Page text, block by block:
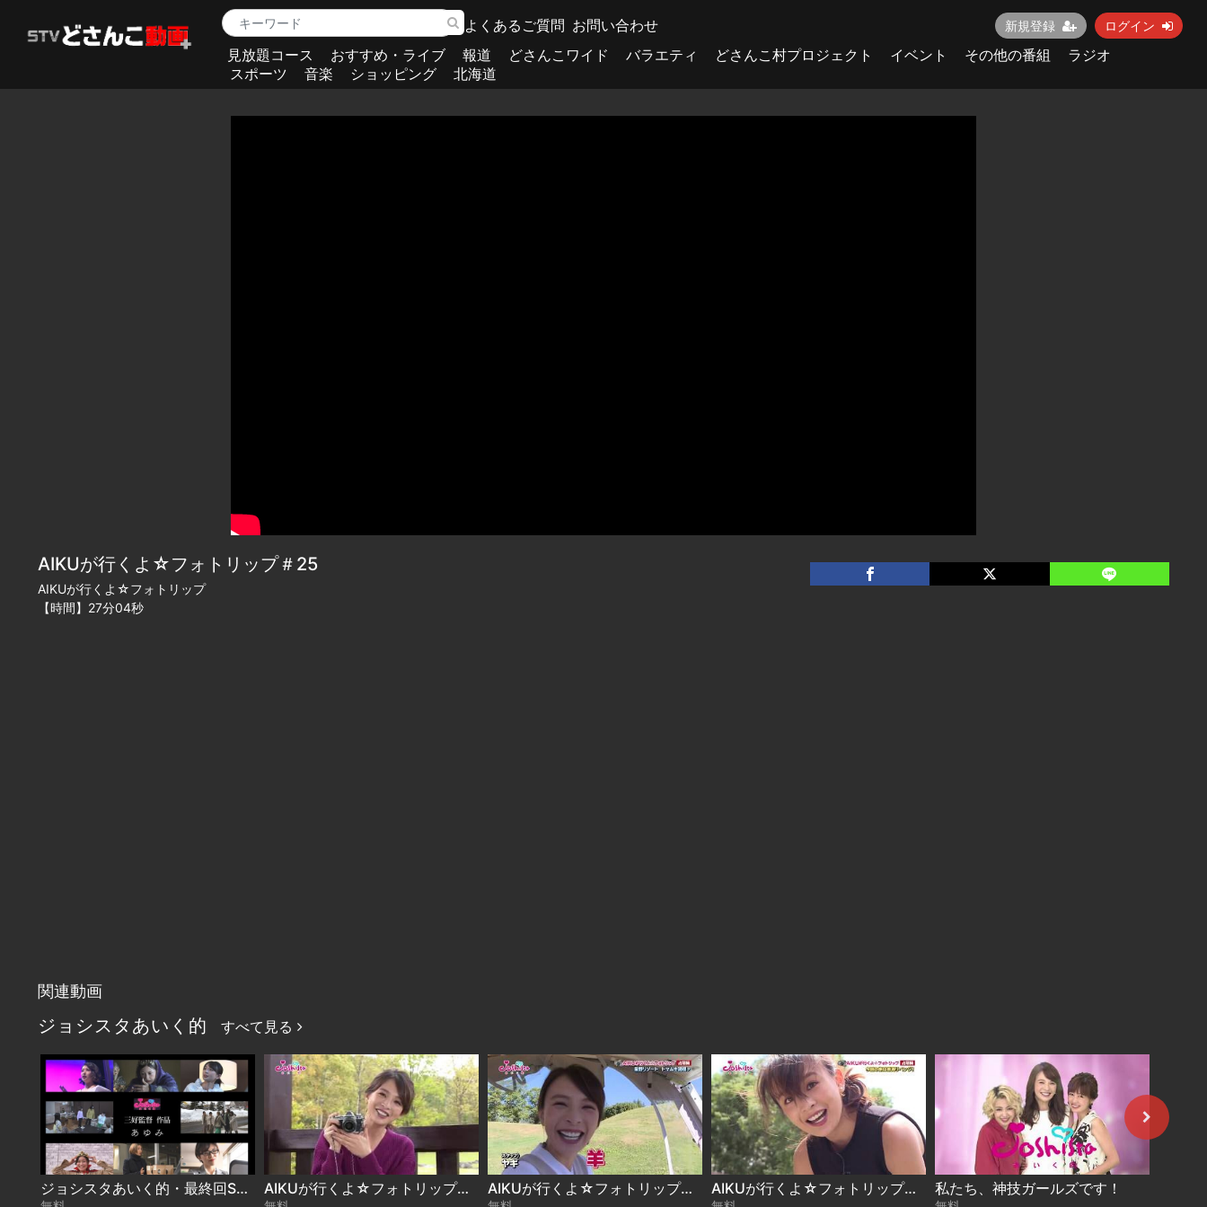
よくあるご質問 お問い合わせ 新規登録 ログイン
見放題コース おすすめ・ライブ 報道 どさんこワイド バラエティ どさんこ村プロジェクト イベント その他の番組
ラジオ
スポーツ
音楽 ショッピング 北海道
AIKUが行くよ☆フォトリップ＃25
AIKUが行くよ☆フォトリップ
【時間】27分04秒
関連動画
ジョシスタあいく的 すべて見る
ジョシスタあいく的・最終回SP！三好監督ドラマ「あゆみ」完全版 AIKUが行くよ☆フォトリップ＃32 AIKUが行くよ☆フォトリップ＃31(後編) AIKUが行くよ☆フォトリップ＃31(前編) 私たち、神技ガールズです！